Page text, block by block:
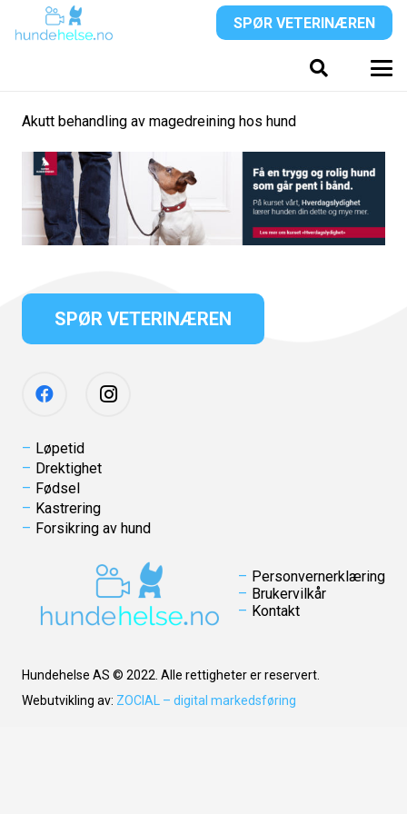
SPØR VETERINÆREN
Akutt behandling av magedreining hos hund
SPØR VETERINÆREN
Løpetid
Drektighet
Fødsel
Kastrering
Forsikring av hund
Personvernerklæring
Brukervilkår
Kontakt
Hundehelse AS © 2022. Alle rettigheter er reservert.
Webutvikling av: ZOCIAL – digital markedsføring